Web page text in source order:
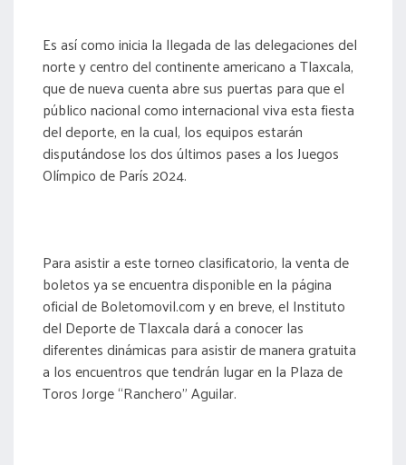
Es así como inicia la llegada de las delegaciones del
norte y centro del continente americano a Tlaxcala,
que de nueva cuenta abre sus puertas para que el
público nacional como internacional viva esta fiesta
del deporte, en la cual, los equipos estarán
disputándose los dos últimos pases a los Juegos
Olímpico de París 2024.
Para asistir a este torneo clasificatorio, la venta de
boletos ya se encuentra disponible en la página
oficial de Boletomovil.com y en breve, el Instituto
del Deporte de Tlaxcala dará a conocer las
diferentes dinámicas para asistir de manera gratuita
a los encuentros que tendrán lugar en la Plaza de
Toros Jorge “Ranchero” Aguilar.